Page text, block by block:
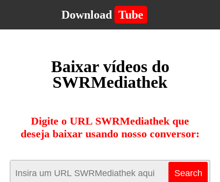
Download Tube
Baixar vídeos do
SWRMediathek
Digite o URL SWRMediathek que
deseja baixar usando nosso conversor: